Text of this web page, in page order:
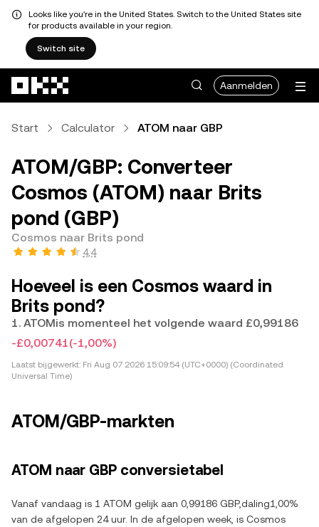
Looks like you're in the United States. Switch to the United States site
for products available in your region.
Switch site
Aanmelden
Start Calculator ATOM naar GBP
ATOM/GBP: Converteer
Cosmos (ATOM) naar Brits
pond (GBP)
Cosmos naar Brits pond
4,4
Hoeveel is een Cosmos waard in
Brits pond?
1. ATOMis momenteel het volgende waard £0,99186
-£0,00741(-1,00%)
Laatst bijgewerkt: Fri Aug 07 2026 15:09:54 (UTC+0000) (Coordinated
Universal Time)
ATOM/GBP-markten
ATOM naar GBP conversietabel
Vanaf vandaag is 1 ATOM gelijk aan 0,99186 GBP,daling1,00%
van de afgelopen 24 uur. In de afgelopen week, is Cosmos